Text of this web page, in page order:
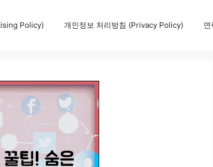
Policy) 개인정보 처리방침 (Privacy Policy)